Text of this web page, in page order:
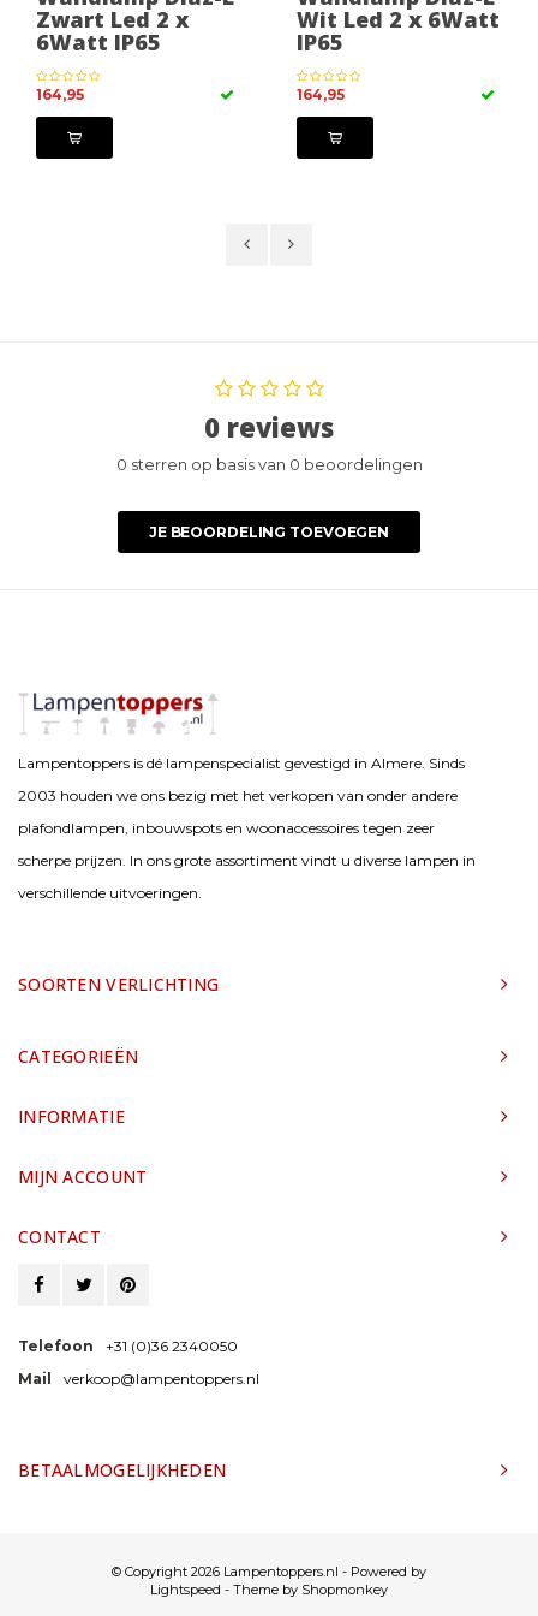
Zwart Led 2 x
6Watt IP65
164,95
Wit Led 2 x 6Watt
IP65
164,95
0 reviews
0 sterren op basis van 0 beoordelingen
JE BEOORDELING TOEVOEGEN
Lampentoppers is dé lampenspecialist gevestigd in Almere. Sinds
2003 houden we ons bezig met het verkopen van onder andere
plafondlampen, inbouwspots en woonaccessoires tegen zeer
scherpe prijzen. In ons grote assortiment vindt u diverse lampen in
verschillende uitvoeringen.
SOORTEN VERLICHTING
CATEGORIEËN
INFORMATIE
MIJN ACCOUNT
CONTACT
Telefoon
+31 (0)36 2340050
Mail
verkoop@lampentoppers.nl
BETAALMOGELIJKHEDEN
© Copyright 2026 Lampentoppers.nl - Powered by
Lightspeed - Theme by Shopmonkey